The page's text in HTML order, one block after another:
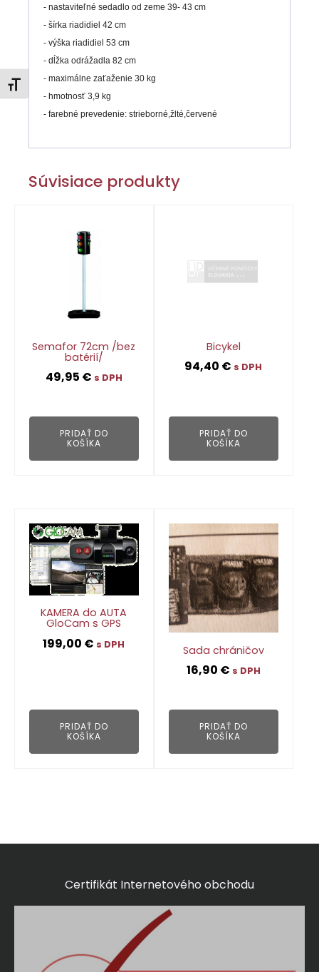
Zmeniť veľkosť písma
- nastaviteľné sedadlo od zeme 39- 43 cm
- šírka riadidiel 42 cm
- výška riadidiel 53 cm
- dĺžka odrážadla 82 cm
- maximálne zaťaženie 30 kg
- hmotnosť 3,9 kg
- farebné prevedenie: strieborné,žlté,červené
Súvisiace produkty
Semafor 72cm /bez
batérií/
49,95 € s DPH
PRIDAŤ DO
KOŠÍKA
Bicykel
94,40 € s DPH
PRIDAŤ DO
KOŠÍKA
KAMERA do AUTA
GloCam s GPS
199,00 € s DPH
PRIDAŤ DO
KOŠÍKA
Sada chráničov
16,90 € s DPH
PRIDAŤ DO
KOŠÍKA
Certifikát Internetového obchodu